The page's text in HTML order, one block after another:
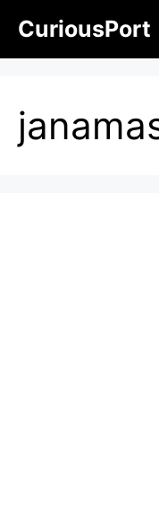
content
CuriousPort